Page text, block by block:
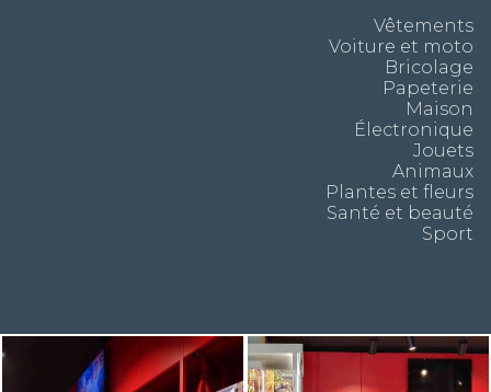
Vêtements
Voiture et moto
Bricolage
Papeterie
Maison
Électronique
Jouets
Animaux
Plantes et fleurs
Santé et beauté
Sport